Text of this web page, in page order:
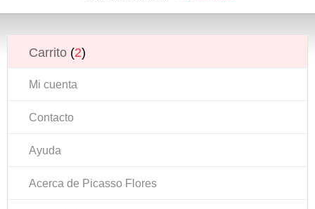
Carrito (2)
Mi cuenta
Contacto
Ayuda
Acerca de Picasso Flores